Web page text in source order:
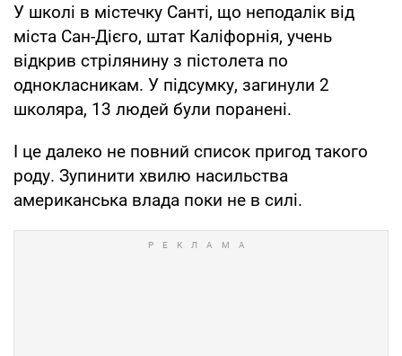
У школі в містечку Санті, що неподалік від
міста Сан-Дієго, штат Каліфорнія, учень
відкрив стрілянину з пістолета по
однокласникам. У підсумку, загинули 2
школяра, 13 людей були поранені.
І це далеко не повний список пригод такого
роду. Зупинити хвилю насильства
американська влада поки не в силі.